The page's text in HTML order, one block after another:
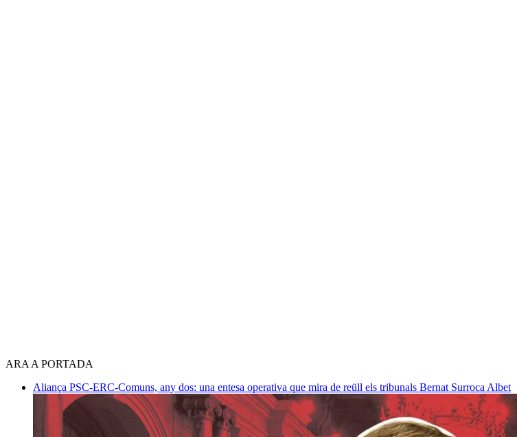
ARA A PORTADA
Aliança PSC-ERC-Comuns, any dos: una entesa operativa que mira de reüll els tribunals Bernat Surroca Albet